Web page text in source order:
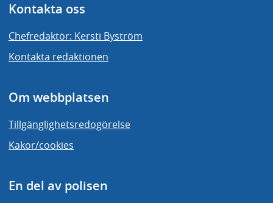
Kontakta oss
Chefredaktör: Kersti Byström
Kontakta redaktionen
Om webbplatsen
Tillgänglighetsredogörelse
Kakor/cookies
En del av polisen